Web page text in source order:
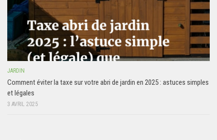
JARDIN
Comment éviter la taxe sur votre abri de jardin en 2025 : astuces simples
et légales
3 AVRIL 2025